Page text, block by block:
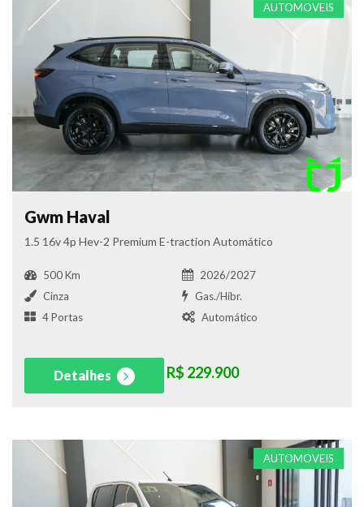
AUTOMOVEIS
Gwm Haval
1.5 16v 4p Hev-2 Premium E-traction Automático
500 Km
2026/2027
Cinza
Gas./Híbr.
4 Portas
Automático
Detalhes R$ 229.900
AUTOMOVEIS